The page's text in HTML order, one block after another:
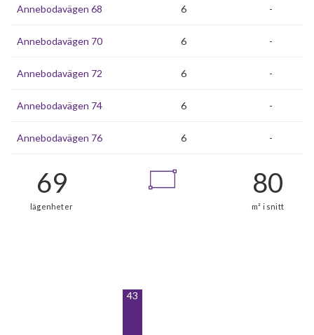
Annebodavägen 68 6 -
Annebodavägen 70 6 -
Annebodavägen 72 6 -
Annebodavägen 74 6 -
Annebodavägen 76 6 -
43